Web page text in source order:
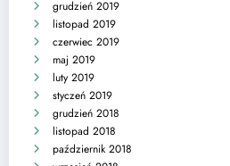
grudzień 2019
listopad 2019
czerwiec 2019
maj 2019
luty 2019
styczeń 2019
grudzień 2018
listopad 2018
październik 2018